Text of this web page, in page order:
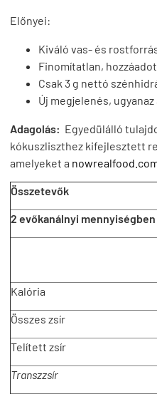
Előnyei:
Kiváló vas- és
Finomítatlan,
Csak 3 g nettó
Új megjelenés, ugyanaz
Adagolás: Egyedülálló
kókuszliszthez kifejlesztett
amelyeket a
Összetevők
2 evőkanálnyi mennyiségben
Kalória
Összes zsír
Telített zsír
Transzzsír